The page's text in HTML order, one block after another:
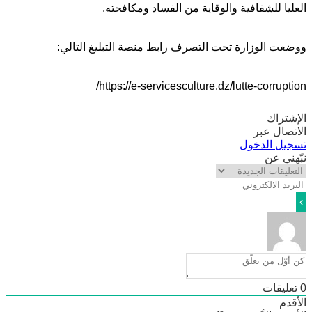
للشفافية والوقاية من الفساد ومكافحته.
الوزارة تحت التصرف رابط منصة التبليغ التالي:
https://e-servicesculture.dz/lutte-
عبر
الدخول
عن